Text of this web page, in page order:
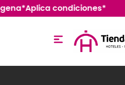
condiciones*